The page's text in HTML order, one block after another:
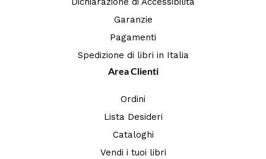
Garanzie
Pagamenti
Spedizione di libri in Italia
Area Clienti
Ordini
Lista Desideri
Cataloghi
Vendi i tuoi libri